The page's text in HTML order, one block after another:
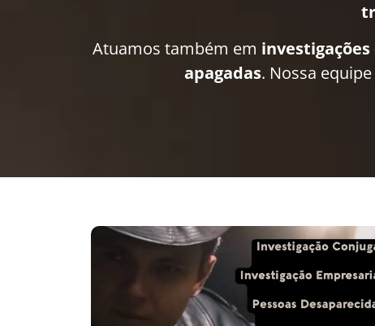
Atuamos também em
apagadas. Nossa